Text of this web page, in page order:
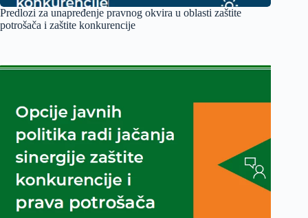
Predlozi za unapređenje pravnog okvira u oblasti zaštite
potrošača i zaštite konkurencije